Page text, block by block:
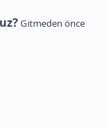
Gitmeden önce